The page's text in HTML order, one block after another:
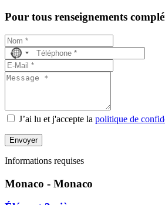
Pour tous renseignements
No
country
selected
J’ai lu et j'accepte la politique de
Envoyer
Informations requises
Monaco - Monaco